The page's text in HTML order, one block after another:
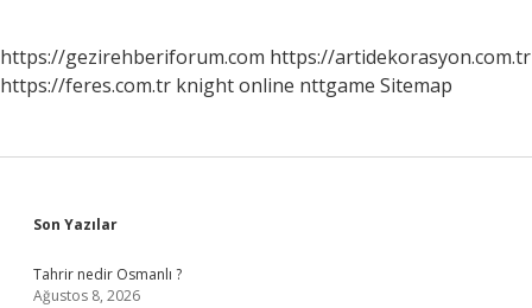
https://gezirehberiforum.com https://artidekorasyon.com.tr
https://feres.com.tr knight online nttgame Sitemap
Sidebar
Son Yazılar
Tahrir nedir Osmanlı ?
Ağustos 8, 2026